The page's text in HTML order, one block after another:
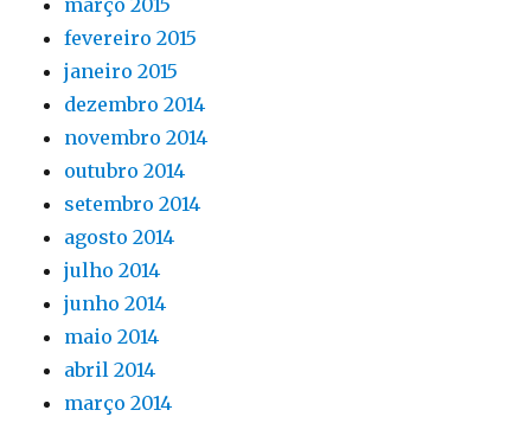
março 2015
fevereiro 2015
janeiro 2015
dezembro 2014
novembro 2014
outubro 2014
setembro 2014
agosto 2014
julho 2014
junho 2014
maio 2014
abril 2014
março 2014